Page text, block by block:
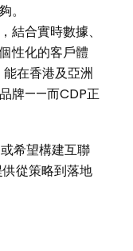
。
結合實時數據、
性化的客戶體
在香港及亞洲
牌——而CDP正
希望構建互聯
從策略到落地